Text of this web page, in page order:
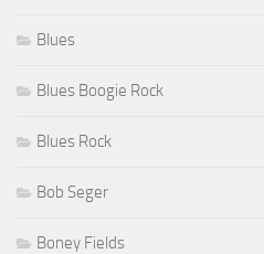
Blues
Blues Boogie Rock
Blues Rock
Bob Seger
Boney Fields